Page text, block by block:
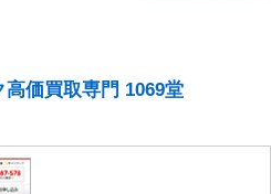
高価買取専門 1069堂